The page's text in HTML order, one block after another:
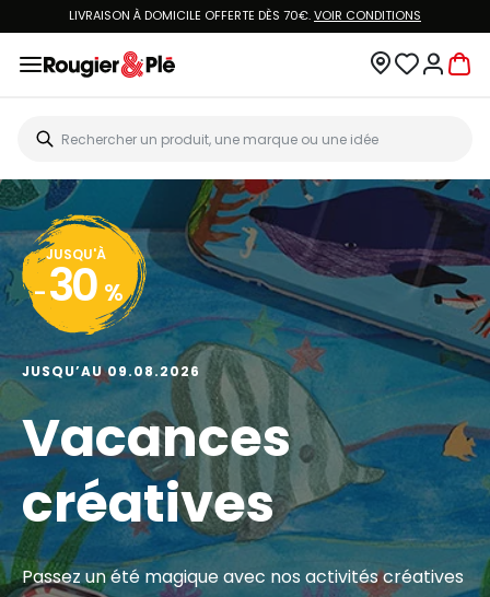
LIVRAISON À DOMICILE OFFERTE DÈS 70€.VOIR CONDITIONS
JUSQU'À
- 30 %
JUSQU’AU 09.08.2026
Vacances
créatives
Passez un été magique avec nos activités créatives